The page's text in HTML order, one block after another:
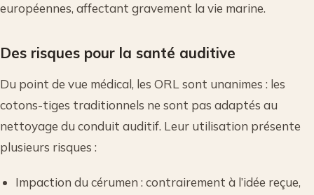
européennes, affectant gravement la vie marine.
Des risques pour la santé auditive
Du point de vue médical, les ORL sont unanimes : les
cotons-tiges traditionnels ne sont pas adaptés au
nettoyage du conduit auditif. Leur utilisation présente
plusieurs risques :
Impaction du cérumen : contrairement à l’idée reçue,